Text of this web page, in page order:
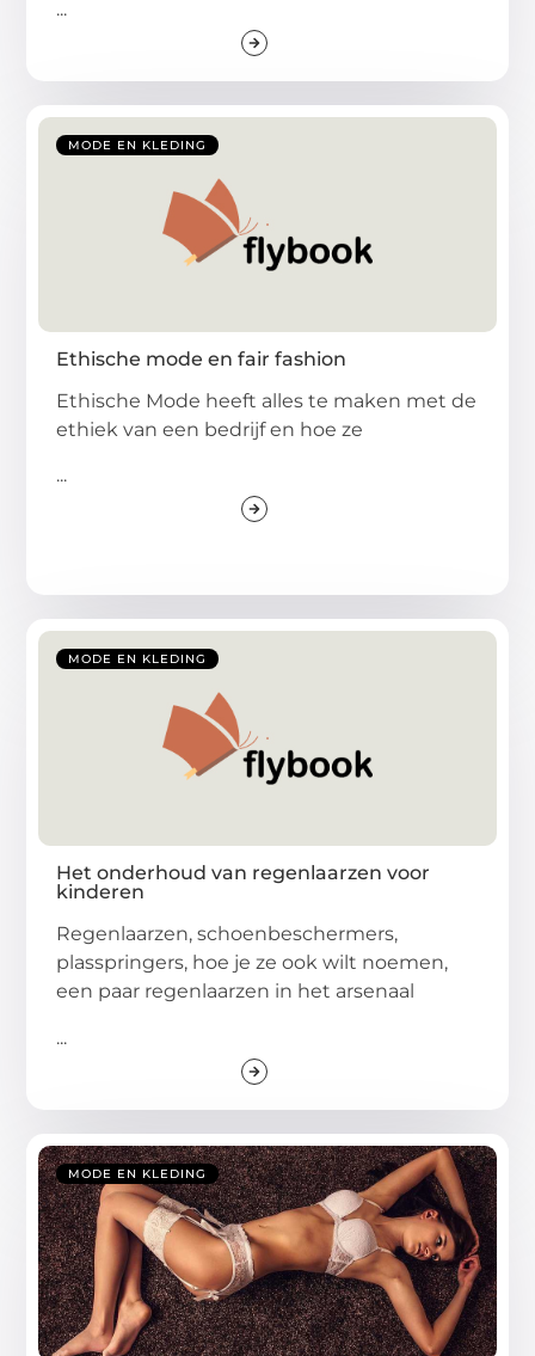
...
MODE EN KLEDING
Ethische mode en fair fashion
Ethische Mode heeft alles te maken met de
ethiek van een bedrijf en hoe ze
...
MODE EN KLEDING
Het onderhoud van regenlaarzen voor
kinderen
Regenlaarzen, schoenbeschermers,
plasspringers, hoe je ze ook wilt noemen,
een paar regenlaarzen in het arsenaal
...
MODE EN KLEDING